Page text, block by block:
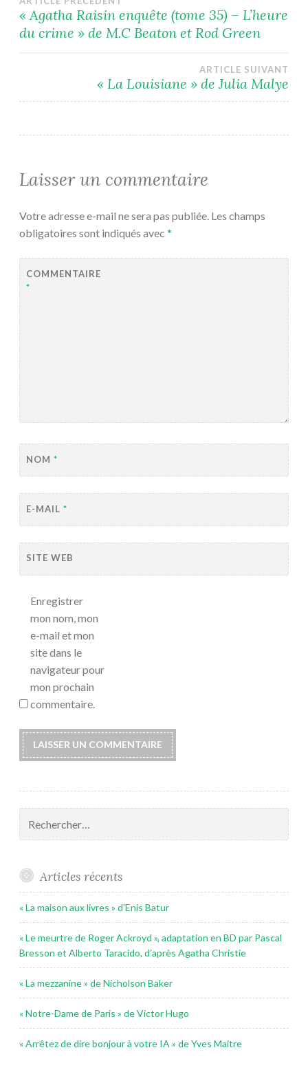
Navigation
de
l’article
« Agatha Raisin enquête (tome 35) – L’heure
du crime » de M.C Beaton et Rod Green
ARTICLE SUIVANT
« La Louisiane » de Julia Malye
Laisser un commentaire
Votre adresse e-mail ne sera pas publiée. Les champs
obligatoires sont indiqués avec *
COMMENTAIRE
*
NOM *
E-MAIL *
SITE WEB
Enregistrer
mon nom, mon
e-mail et mon
site dans le
navigateur pour
mon prochain
commentaire.
Articles récents
« La maison aux livres » d’Enis Batur
« Le meurtre de Roger Ackroyd », adaptation en BD par Pascal
Bresson et Alberto Taracido, d’après Agatha Christie
« La mezzanine » de Nicholson Baker
« Notre-Dame de Paris » de Victor Hugo
« Arrêtez de dire bonjour à votre IA » de Yves Maitre